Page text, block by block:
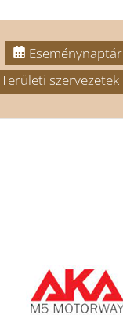
Eseménynaptár
.Területi szervezetek